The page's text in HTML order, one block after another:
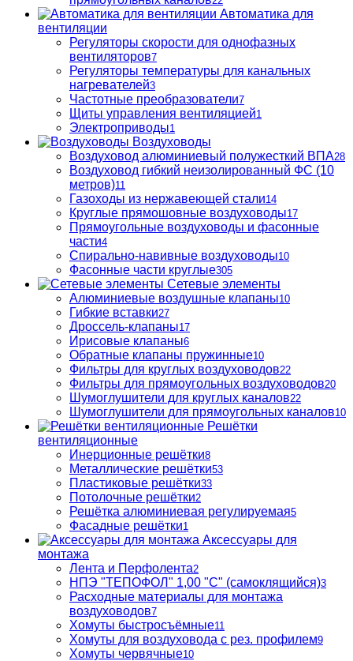
Автоматика для
вентиляции
Регуляторы скорости для однофазных
вентиляторов7
Регуляторы температуры для канальных
нагревателей3
Частотные преобразователи7
Щиты управления вентиляцией1
Электроприводы1
Воздуховоды
Воздуховод алюминиевый полужесткий ВПА28
Воздуховод гибкий неизолированный ФС (10
метров)11
Газоходы из нержавеющей стали14
Круглые прямошовные воздуховоды17
Прямоугольные воздуховоды и фасонные
части4
Спирально-навивные воздуховоды10
Фасонные части круглые305
Сетевые элементы
Алюминиевые воздушные клапаны10
Гибкие вставки27
Дроссель-клапаны17
Ирисовые клапаны6
Обратные клапаны пружинные10
Фильтры для круглых воздуховодов22
Фильтры для прямоугольных воздуховодов20
Шумоглушители для круглых каналов22
Шумоглушители для прямоугольных каналов10
Решётки
вентиляционные
Инерционные решётки8
Металлические решётки53
Пластиковые решётки33
Потолочные решётки2
Решётка алюминиевая регулируемая5
Фасадные решётки1
Аксессуары для
монтажа
Лента и Перфолента2
НПЭ "ТЕПОФОЛ" 1,00 "С" (самоклящийся)3
Расходные материалы для монтажа
воздуховодов7
Хомуты быстросъёмные11
Хомуты для воздуховода с рез. профилем9
Хомуты червячные10